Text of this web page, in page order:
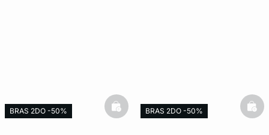
BRAS 2DO -50% basketfullBRAS 2DO -50%